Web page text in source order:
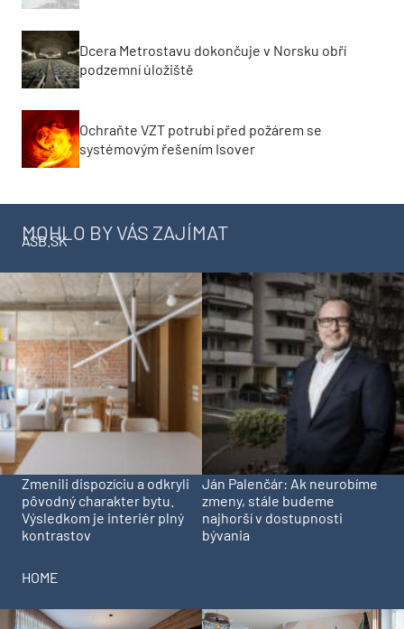
Dcera Metrostavu dokončuje v Norsku obří
podzemní úložiště
Ochraňte VZT potrubí před požárem se
systémovým řešením Isover
MOHLO BY VÁS ZAJÍMAT
ASB.SK
Zmenili dispozíciu a odkryli
pôvodný charakter bytu.
Výsledkom je interiér plný
kontrastov
Ján Palenčár: Ak neurobíme
zmeny, stále budeme
najhorší v dostupnosti
bývania
HOME